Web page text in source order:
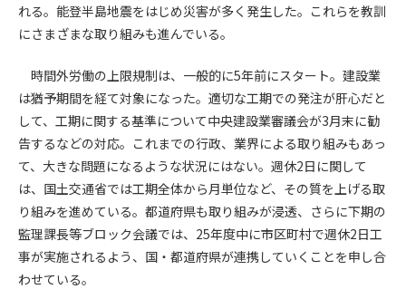
れる。能登半島地震をはじめ災害が多く発生した。これらを教訓
にさまざまな取り組みも進んでいる。
時間外労働の上限規制は、一般的に5年前にスタート。建設業
は猶予期間を経て対象になった。適切な工期での発注が肝心だと
して、工期に関する基準について中央建設業審議会が3月末に勧
告するなどの対応。これまでの行政、業界による取り組みもあっ
て、大きな問題になるような状況にはない。週休2日に関して
は、国土交通省では工期全体から月単位など、その質を上げる取
り組みを進めている。都道府県も取り組みが浸透、さらに下期の
監理課長等ブロック会議では、25年度中に市区町村で週休2日工
事が実施されるよう、国・都道府県が連携していくことを申し合
わせている。
員としての権限を承認しないことがあります。
(1) 会員申し込みをした者が実在しなかった場合
(3) 会員申し込みの際、申告事項に虚偽があった場合
(4) 会員申込者が管理者所定の手続き通りに会員申込手続き処
理を行わなかった場合
(5) その他管理者が会員とすることを不適当と判断した場合
2. 管理者は承認後であっても承認した会員が前項の何れかに該
当することが判明した場合、会員資格を取り消すことがあり
ます。
第5条（IDおよびパスワードの管理）
1. 会員は申込の際に管理者が発行したIDおよびパスワードの使
用および管理について責任を負うものとします。